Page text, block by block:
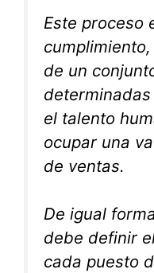
Este proceso
de un
el talento
ocupar una
de ventas.
De igual
debe definir
cada puesto